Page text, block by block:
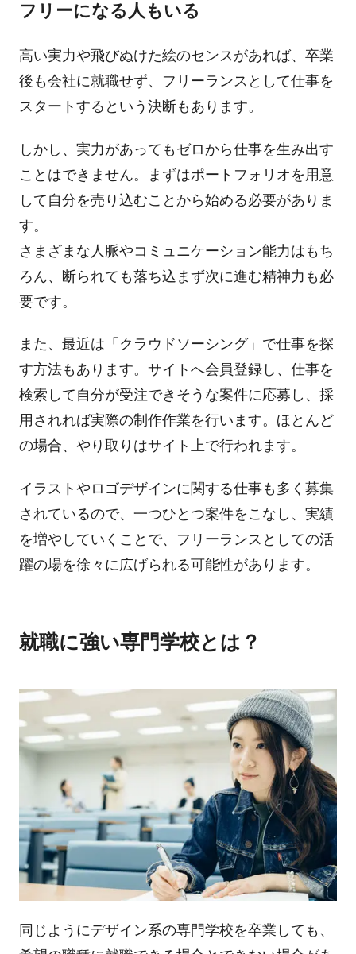
フリーになる人もいる
高い実力や飛びぬけた絵のセンスがあれば、卒業
後も会社に就職せず、フリーランスとして仕事を
スタートするという決断もあります。
しかし、実力があってもゼロから仕事を生み出す
ことはできません。まずはポートフォリオを用意
して自分を売り込むことから始める必要がありま
す。
さまざまな人脈やコミュニケーション能力はもち
ろん、断られても落ち込まず次に進む精神力も必
要です。
また、最近は「クラウドソーシング」で仕事を探
す方法もあります。サイトへ会員登録し、仕事を
検索して自分が受注できそうな案件に応募し、採
用されれば実際の制作作業を行います。ほとんど
の場合、やり取りはサイト上で行われます。
イラストやロゴデザインに関する仕事も多く募集
されているので、一つひとつ案件をこなし、実績
を増やしていくことで、フリーランスとしての活
躍の場を徐々に広げられる可能性があります。
就職に強い専門学校とは？
同じようにデザイン系の専門学校を卒業しても、